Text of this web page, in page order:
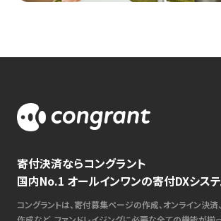
寄付決済ならコングラント
国内No.1 オールインワンの寄付DXシス
コングラントは、寄付募集ページの作成、オンライン決